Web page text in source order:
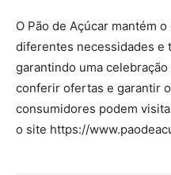
O Pão de Açúcar mantém
diferentes necessidades e
garantindo uma
conferir ofertas e garantir
consumidores podem
o site https://